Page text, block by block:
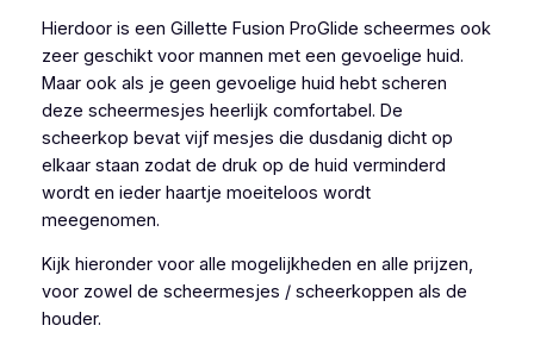
Hierdoor is een Gillette Fusion ProGlide scheermes ook
zeer geschikt voor mannen met een gevoelige huid.
Maar ook als je geen gevoelige huid hebt scheren
deze scheermesjes heerlijk comfortabel. De
scheerkop bevat vijf mesjes die dusdanig dicht op
elkaar staan zodat de druk op de huid verminderd
wordt en ieder haartje moeiteloos wordt
meegenomen.
Kijk hieronder voor alle mogelijkheden en alle prijzen,
voor zowel de scheermesjes / scheerkoppen als de
houder.